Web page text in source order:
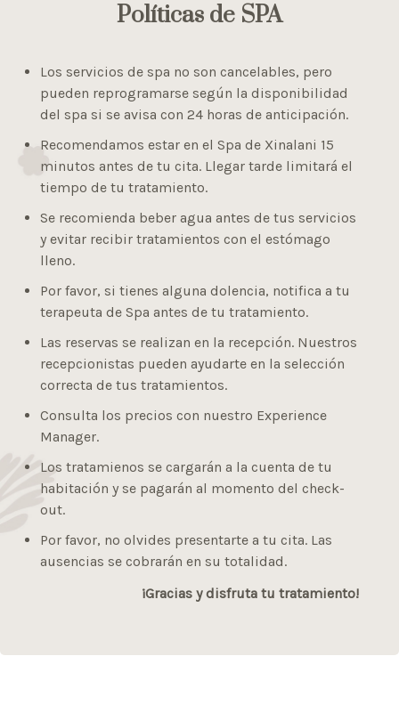
Políticas de SPA
Los servicios de spa no son cancelables, pero
pueden reprogramarse según la disponibilidad
del spa si se avisa con 24 horas de anticipación.
Recomendamos estar en el Spa de Xinalani 15
minutos antes de tu cita. Llegar tarde limitará el
tiempo de tu tratamiento.
Se recomienda beber agua antes de tus servicios
y evitar recibir tratamientos con el estómago
lleno.
Por favor, si tienes alguna dolencia, notifica a tu
terapeuta de Spa antes de tu tratamiento.
Las reservas se realizan en la recepción. Nuestros
recepcionistas pueden ayudarte en la selección
correcta de tus tratamientos.
Consulta los precios con nuestro Experience
Manager.
Los tratamienos se cargarán a la cuenta de tu
habitación y se pagarán al momento del check-
out.
Por favor, no olvides presentarte a tu cita. Las
ausencias se cobrarán en su totalidad.
¡Gracias y disfruta tu tratamiento!